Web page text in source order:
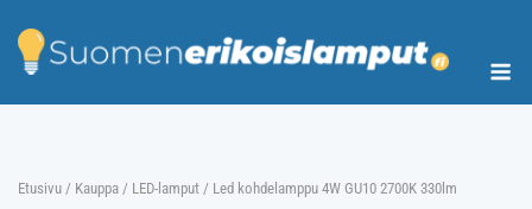
content
Etusivu / Kauppa / LED-lamput / Led kohdelamppu 4W GU10 2700K 330lm